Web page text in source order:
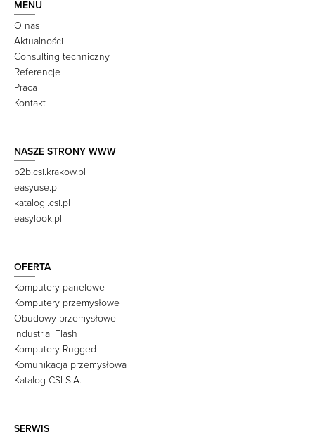
MENU
O nas
Aktualności
Consulting techniczny
Referencje
Praca
Kontakt
NASZE STRONY WWW
b2b.csi.krakow.pl
easyuse.pl
katalogi.csi.pl
easylook.pl
OFERTA
Komputery panelowe
Komputery przemysłowe
Obudowy przemysłowe
Industrial Flash
Komputery Rugged
Komunikacja przemysłowa
Katalog CSI S.A.
SERWIS